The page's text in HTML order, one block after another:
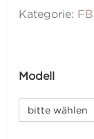
Kategorie:
Modell
bitte wählen